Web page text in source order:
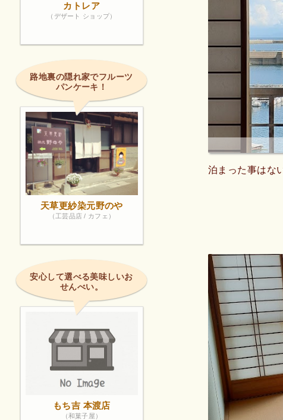
泊まった事はな
カトレア
（デザート ショップ）
路地裏の隠れ家でフルーツ
パンケーキ！
天草更紗染元野のや
（工芸品店 / カフェ）
安心して選べる美味しいお
せんべい。
もち吉 本渡店
（和菓子屋）